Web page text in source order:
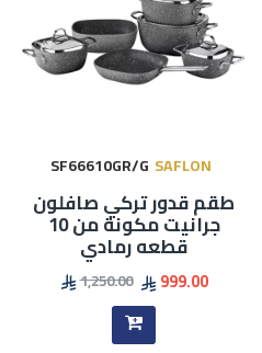
SAFLON
SF66610GR/G
طقم قدور تركي صافلون
جرانيت مكونة من 10
قطعه رمادي
999.00
1,250.00